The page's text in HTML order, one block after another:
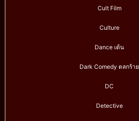
Cult Film
Culture
Dance เต้น
Dark Comedy ตลกร้าย
DC
Detective